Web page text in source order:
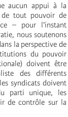
aucun appui à la
de tout pouvoir de
– pour l’instant
nous soutenons
la perspective de
du pouvoir
doivent être
des différents
syndicats doivent
parti unique, les
de contrôle sur la